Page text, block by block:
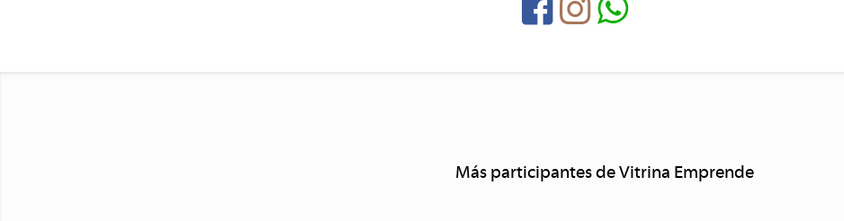
Más participantes de Vitrina Emprende